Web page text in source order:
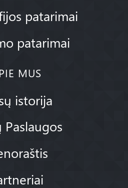
patarimai
patarimai
MUS
istorija
Paslaugos